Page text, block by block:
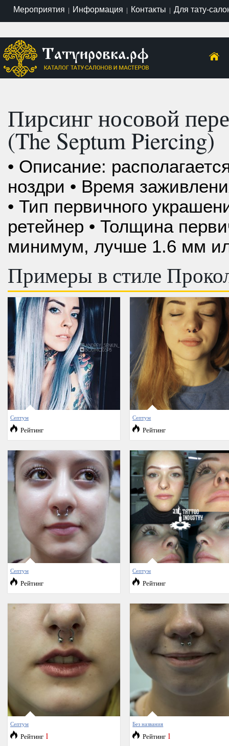
Мероприятия | Информация | Контакты | Для тату-
Пирсинг носовой
(The Septum Piercing)
• Описание:
ноздри • Время
• Тип первичного
ретейнер • Толщина
минимум, лучше 1.6 мм
Примеры в стиле
Септум
Рейтинг
Септум
Рейтинг
Септум
Рейтинг
Септум
Рейтинг
Септум
Рейтинг 1
Без названия
Рейтинг 1